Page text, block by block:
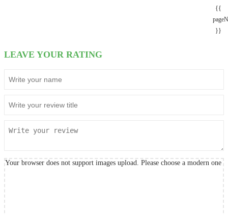
{{
}}
LEAVE YOUR RATING
Your browser does not support images upload. Please choose a modern one